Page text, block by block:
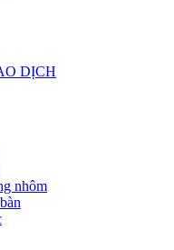
DỊCH
nhôm